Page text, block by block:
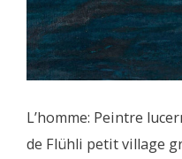
L’homme: Peintre
de Flühli petit village